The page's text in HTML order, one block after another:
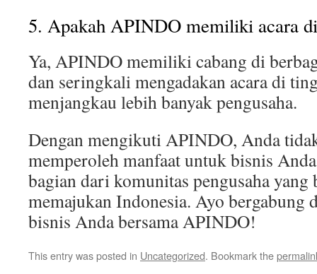
5. Apakah APINDO memiliki acara
Ya, APINDO memiliki cabang di
dan seringkali mengadakan acara di
menjangkau lebih banyak pengusaha.
Dengan mengikuti APINDO, Anda
memperoleh manfaat untuk bisnis
bagian dari komunitas pengusaha
memajukan Indonesia. Ayo bergabung
bisnis Anda bersama APINDO!
This entry was posted in Uncategorized. Bookmark the